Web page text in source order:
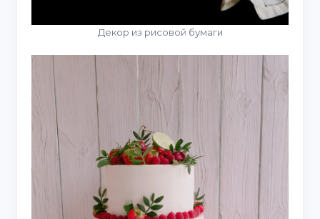
Декор из рисовой бумаги